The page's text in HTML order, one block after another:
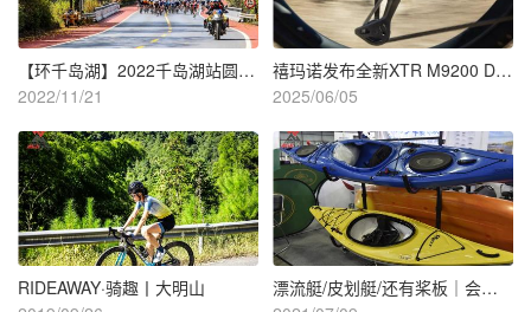
【环千岛湖】2022千岛湖站圆满落幕
2022/11/21
禧玛诺发布全新XTR M9200 Di2 无线电子变速套件
2025/06/05
RIDEAWAY·骑趣丨大明山
漂流艇/皮划艇/还有桨板｜会成为新的亲水运动吗？